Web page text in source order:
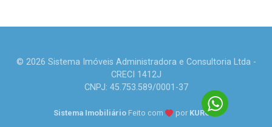
© 2026 Sistema Imóveis Administradora e Consultoria Ltda -
CRECI 1412J
CNPJ: 45.753.589/0001-37
Sistema Imobiliário Feito com por KUROLE